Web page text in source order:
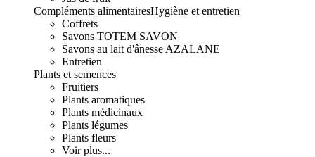
Compléments alimentairesHygiène et entretien
Coffrets
Savons TOTEM SAVON
Savons au lait d'ânesse AZALANE
Entretien
Plants et semences
Fruitiers
Plants aromatiques
Plants médicinaux
Plants légumes
Plants fleurs
Voir plus...